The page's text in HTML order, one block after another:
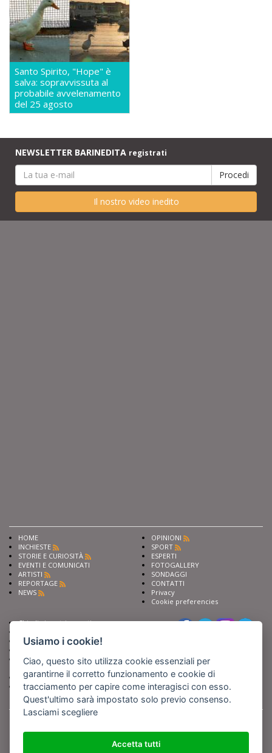
Santo Spirito, "Hope" è
salva: sopravvissuta al
probabile avvelenamento
del 25 agosto
NEWSLETTER BARINEDITA registrati
Il nostro video inedito
HOME
INCHIESTE
STORIE E CURIOSITÀ
EVENTI E COMUNICATI
ARTISTI
REPORTAGE
NEWS
OPINIONI
SPORT
ESPERTI
FOTOGALLERY
SONDAGGI
CONTATTI
Privacy
Cookie preferencies
Chiedi ai nostri esperti
Fai pubblicità con noi
Iscriviti al nostro corso di
giornalismo
Compra i nostri libri
Entra in Barinedita Map
detiene i Diritti d'Autore e sono state prodotte nell'anno 2012 e seguenti
Usiamo i cookie!
Ciao, questo sito utilizza cookie essenziali per
garantirne il corretto funzionamento e cookie di
tracciamento per capire come interagisci con esso.
Quest'ultimo sarà impostato solo previo consenso.
Lasciami scegliere
Accetta tutti